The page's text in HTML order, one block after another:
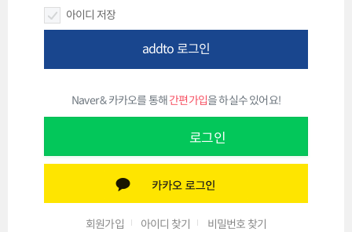
아이디 저장
addto 로그인
Naver & 카카오를 통해간편가입을 하실수 있어요!
로그인
회원가입 아이디 찾기 비밀번호 찾기